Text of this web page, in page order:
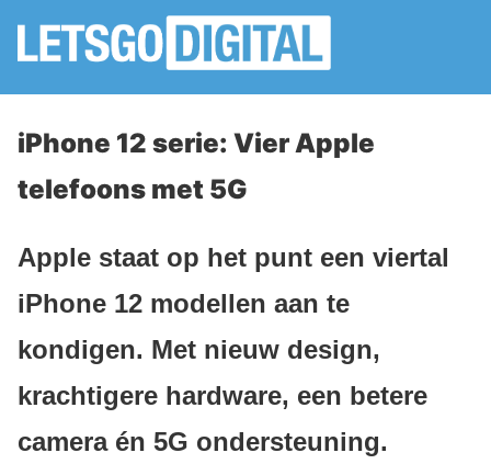
iPhone 12 serie: Vier Apple
telefoons met 5G
Apple staat op het punt een viertal
iPhone 12 modellen aan te
kondigen. Met nieuw design,
krachtigere hardware, een betere
camera én 5G ondersteuning.